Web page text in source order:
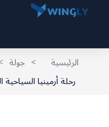
الرئيسية
الرئيسية > جولة
رحلة أرمينيا السياحية